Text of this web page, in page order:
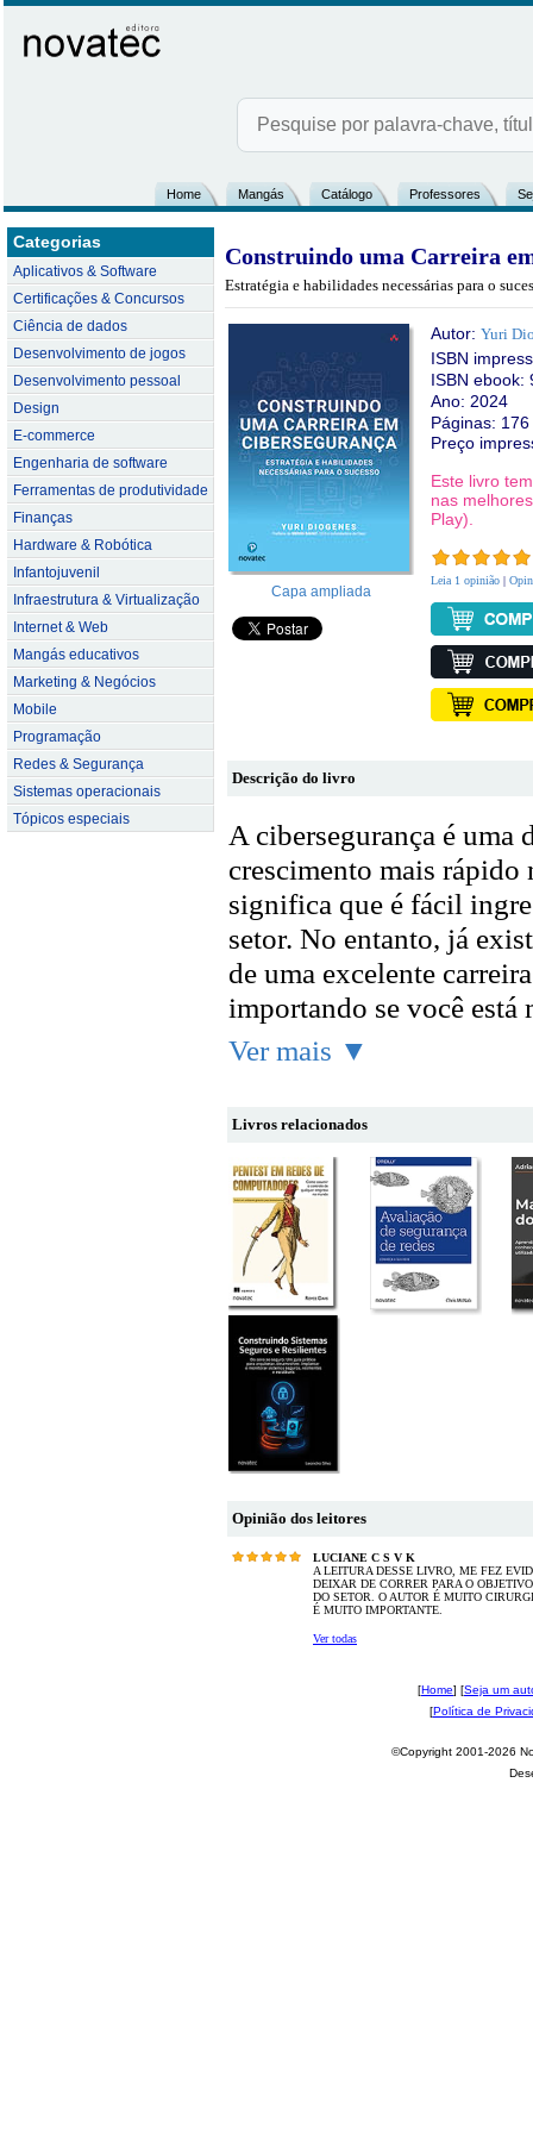
Home Mangás Catálogo Professores
Categorias
Aplicativos & Software
Certificações & Concursos
Ciência de dados
Desenvolvimento de jogos
Desenvolvimento pessoal
Design
E-commerce
Engenharia de software
Ferramentas de produtividade
Finanças
Hardware & Robótica
Infantojuvenil
Infraestrutura & Virtualização
Internet & Web
Mangás educativos
Marketing & Negócios
Mobile
Programação
Redes & Segurança
Sistemas operacionais
Tópicos especiais
Construindo uma Carreira
Estratégia e habilidades necessárias para o
Capa ampliada
Autor: Yuri
ISBN
ISBN ebook:
Ano: 2024
Páginas: 176
Preço
Este livro
nas
Play).
Leia 1 opinião |
Descrição do livro
A cibersegurança é uma
crescimento mais
significa que é fácil
setor. No entanto, já
de uma excelente
importando se você está
Ver mais ▼
Livros relacionados
Opinião dos leitores
LUCIANE C S V K
A LEITURA DESSE LIVRO, ME FEZ
DEIXAR DE CORRER PARA O
DO SETOR. O AUTOR É MUITO
É MUITO IMPORTANTE.
Ver todas
[Home] [Seja um
[Política de
©Copyright 2001-2026